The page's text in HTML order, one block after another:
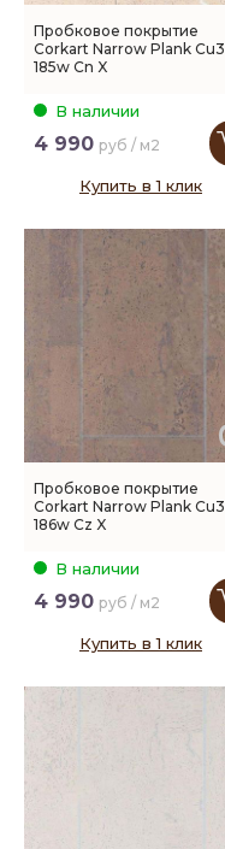
Пробковое покрытие
Corkart Narrow Plank Cu3
185w Cn X
В наличии
4 990 руб / м2
Купить в 1 клик
Пробковое покрытие
Corkart Narrow Plank Cu3
186w Cz X
В наличии
4 990 руб / м2
Купить в 1 клик